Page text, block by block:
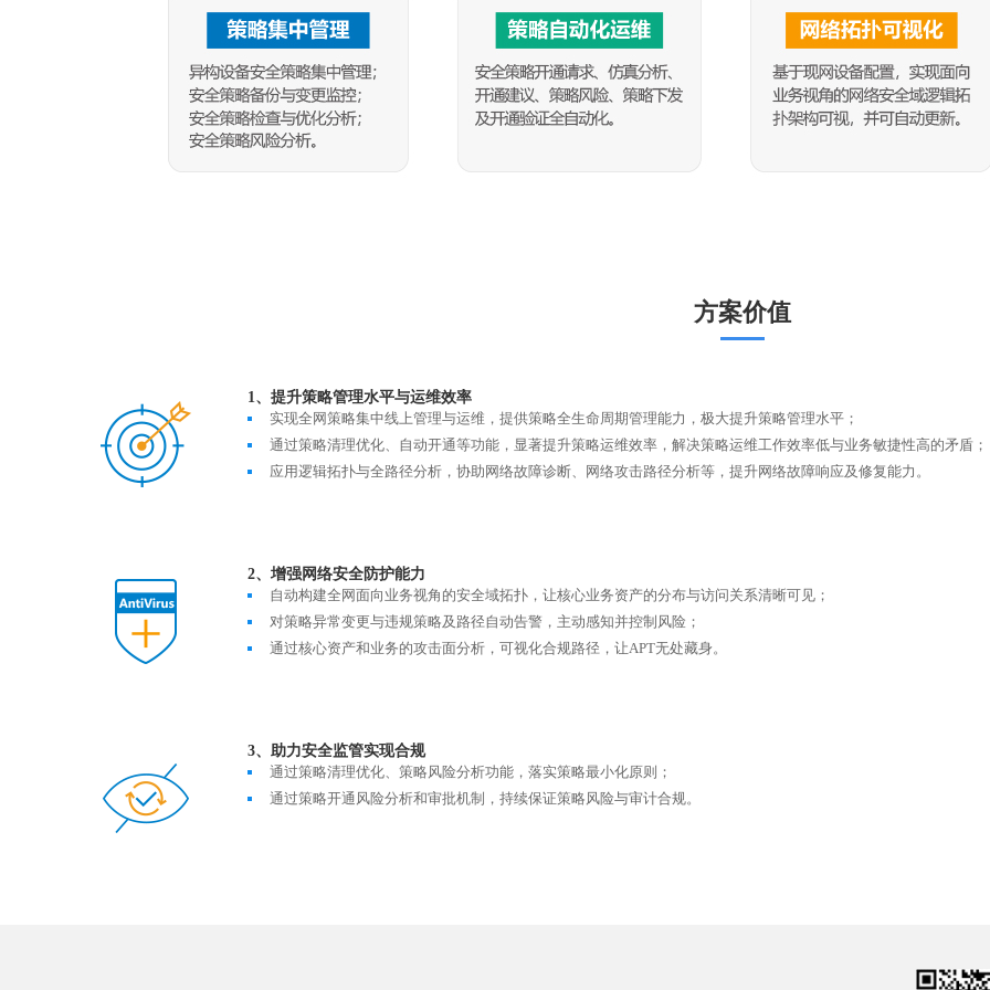
方案价值
1、提升策略管理水平与运维效率
实现全网策略集中线上管理与运维，提供策略全生命周期管理能力，极大提升策略管理水平；
通过策略清理优化、自动开通等功能，显著提升策略运维效率，解决策略运维工作效率低与业务敏捷性高的矛盾；
应用逻辑拓扑与全路径分析，协助网络故障诊断、网络攻击路径分析等，提升网络故障响应及修复能力。
2、增强网络安全防护能力
自动构建全网面向业务视角的安全域拓扑，让核心业务资产的分布与访问关系清晰可见；
对策略异常变更与违规策略及路径自动告警，主动感知并控制风险；
通过核心资产和业务的攻击面分析，可视化合规路径，让APT无处藏身。
3、助力安全监管实现合规
通过策略清理优化、策略风险分析功能，落实策略最小化原则；
通过策略开通风险分析和审批机制，持续保证策略风险与审计合规。